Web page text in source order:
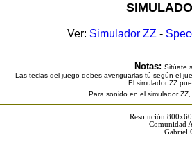
Ver: Simulador ZZ -
Notas: Sitúate
Las teclas del juego debes averiguarlas tú según el
El simulador ZZ
Para sonido en el simulador
Resolución
Comunidad
Gabriel